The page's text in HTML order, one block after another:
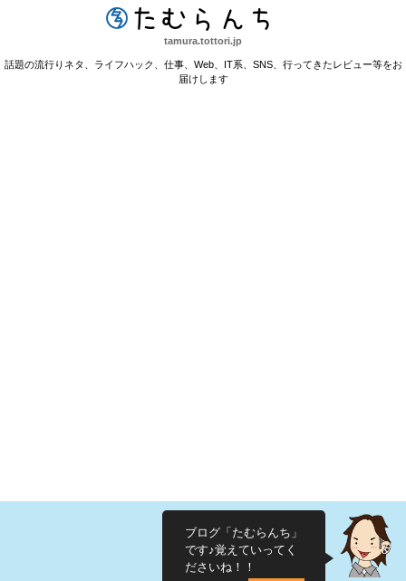
たむらんち
tamura.tottori.jp
話題の流行りネタ、ライフハック、仕事、Web、IT系、SNS、行ってきたレビュー等をお
届けします
ブログ「たむらんち」
です♪覚えていってく
ださいね！！